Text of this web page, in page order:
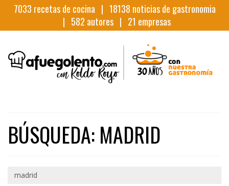
7033 recetas de cocina | 18138 noticias de gastronomia
| 582 autores | 21 empresas
BÚSQUEDA: MADRID